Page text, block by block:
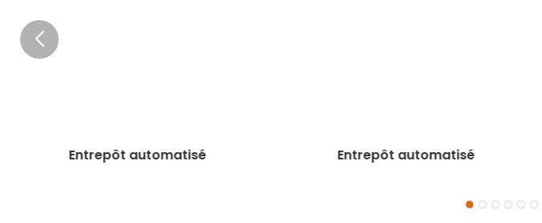
Entrepôt automatisé Entrepôt automatisé